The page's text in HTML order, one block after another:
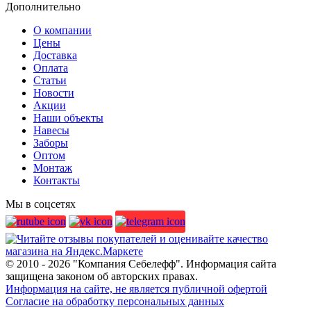
Дополнительно
О компании
Цены
Доставка
Оплата
Статьи
Новости
Акции
Наши объекты
Навесы
Заборы
Оптом
Монтаж
Контакты
Мы в соцсетях
© 2010 - 2026 "Компания Себелефф". Информация сайта
защищена законом об авторских правах.
Информация на сайте, не является публичной офертой
Согласие на обработку персональных данных